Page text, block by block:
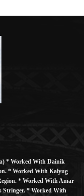
* Worked With Dainik
* Worked With Kalyug
* Worked With Amar
Stringer. * Worked With